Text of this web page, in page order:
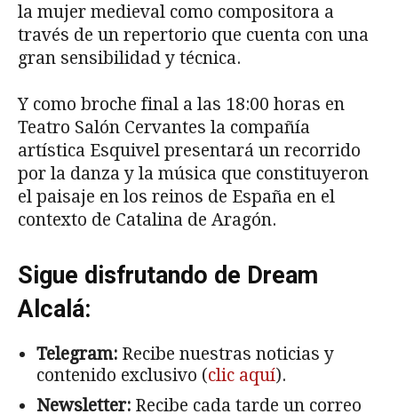
la mujer medieval como compositora a
través de un repertorio que cuenta con una
gran sensibilidad y técnica.
Y como broche final a las 18:00 horas en
Teatro Salón Cervantes la compañía
artística Esquivel presentará un recorrido
por la danza y la música que constituyeron
el paisaje en los reinos de España en el
contexto de Catalina de Aragón.
Sigue disfrutando de Dream
Alcalá:
Telegram: Recibe nuestras noticias y
contenido exclusivo (clic aquí).
Newsletter: Recibe cada tarde un correo